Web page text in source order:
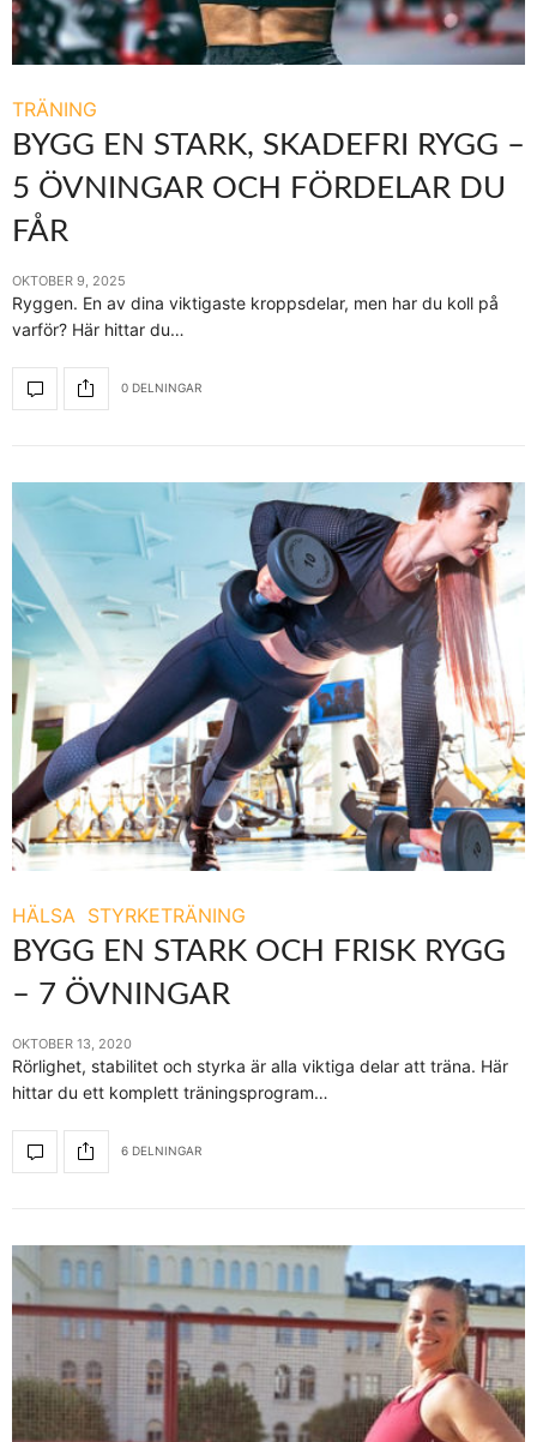
TRÄNING
BYGG EN STARK, SKADEFRI RYGG –
5 ÖVNINGAR OCH FÖRDELAR DU
FÅR
OKTOBER 9, 2025
Ryggen. En av dina viktigaste kroppsdelar, men har du koll på
varför? Här hittar du…
0 DELNINGAR
HÄLSA STYRKETRÄNING
BYGG EN STARK OCH FRISK RYGG
– 7 ÖVNINGAR
OKTOBER 13, 2020
Rörlighet, stabilitet och styrka är alla viktiga delar att träna. Här
hittar du ett komplett träningsprogram…
6 DELNINGAR